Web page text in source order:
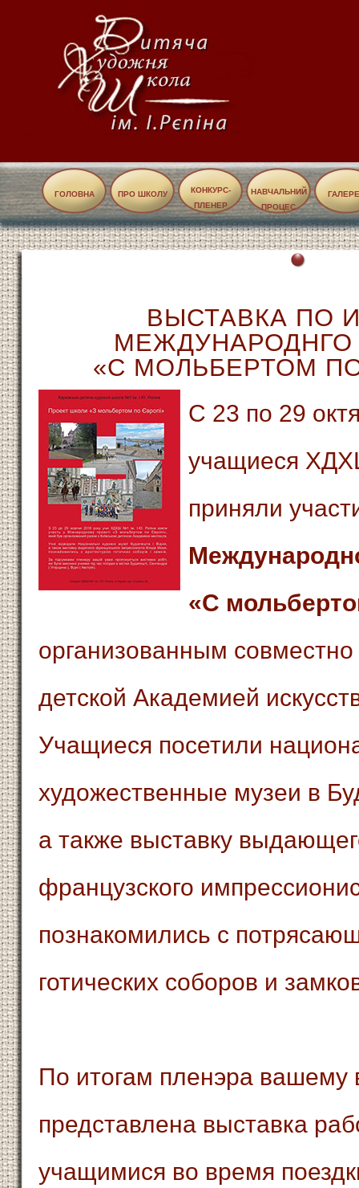
ГОЛОВНА ПРО ШКОЛУ
КОНКУРС-
ПЛЕНЕР
НАВЧАЛЬНИЙ
ПРОЦЕС
ВЫСТАВКА ПО
МЕЖДУНАРОДНГО
«С МОЛЬБЕРТОМ
С 23 по 29
учащиеся
приняли
«С
организованным совместно
детской Академией
Учащиеся посетили
художественные музеи в
а также выставку
французского
познакомились с
готических соборов и
По итогам пленэра
представлена выставка
учащимися во время